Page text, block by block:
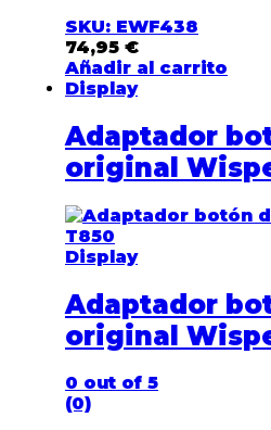
SKU: EWF438
74,95 €
Añadir al carrito
Display
Adaptador
original
Display
Adaptador
original
0 out of 5
(0)